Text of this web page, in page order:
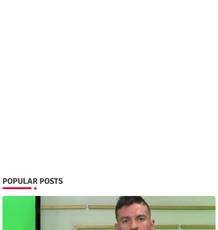
POPULAR POSTS